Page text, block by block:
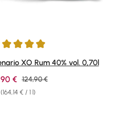
XO Rum 40% vol. 0,70l
(164,14 € / 1 l)
Sale price:
€ Regular price:
124,90 €